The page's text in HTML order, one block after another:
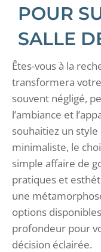
POUR
SALLE
Êtes-vous à la
transformera
souvent négligé,
l’ambiance et
souhaitiez un
minimaliste, le
simple affaire de
pratiques et
une
options
profondeur pour
décision éclairée.